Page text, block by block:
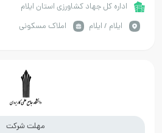
اداره کل جهاد کشاورزی استان ایلام
ايلام / ایلام
املاک مسکونی
مهلت شرکت